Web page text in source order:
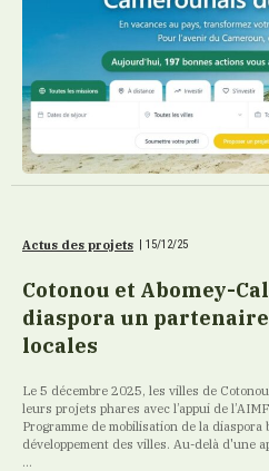
Actus des projets | 15/12/25
Cotonou et Abomey-
diaspora un
locales
Le 5 décembre 2025, les villes de
leurs projets phares avec l’appui de
Programme de mobilisation de la
développement des villes. Au-delà d'une
...